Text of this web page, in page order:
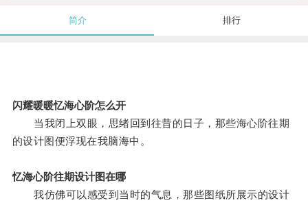
简介 排行
闪耀暖暖忆海心阶怎么开
当我闭上双眼，思绪回到往昔的日子，那些海心阶往期
的设计图便浮现在我脑海中。
忆海心阶往期设计图在哪
我仿佛可以感受到当时的气息，那些图纸所展示的设计